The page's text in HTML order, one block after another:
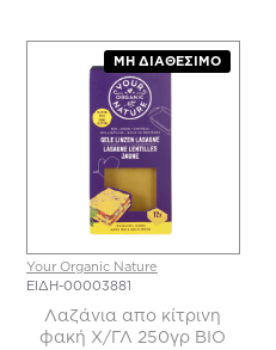
ΜΗ ΔΙΑΘΈΣΙΜΟ
Your Organic Nature
ΕΙΔΗ-00003881
Λαζάνια απο κίτρινη
φακή Χ/ΓΛ 250γρ ΒΙΟ